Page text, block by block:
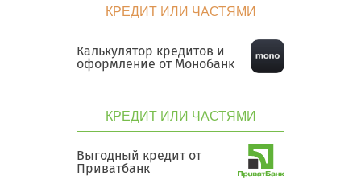
КРЕДИТ ИЛИ ЧАСТЯМИ
Калькулятор кредитов и
оформление от Монобанк
КРЕДИТ ИЛИ ЧАСТЯМИ
Выгодный кредит от
Приватбанк